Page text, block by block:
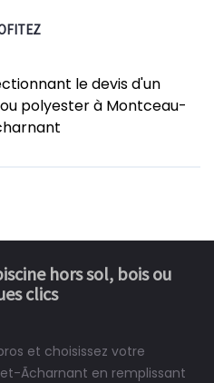
le devis d'un
polyester à Montceau-
hors sol, bois ou
clics
et choisissez votre
Ãcharnant en remplissant